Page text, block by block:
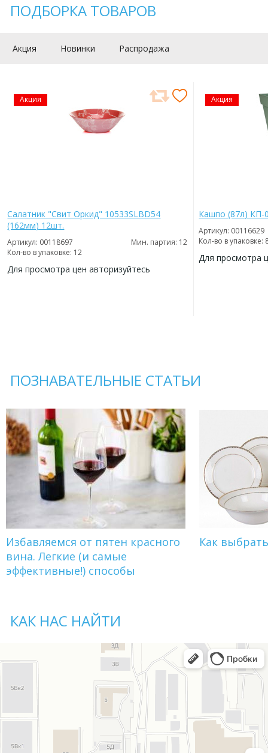
ПОДБОРКА ТОВАРОВ
Акция Новинки Распродажа
Акция
Салатник "Свит Оркид" 10533SLBD54
(162мм) 12шт.
Артикул: 00118697
Мин. партия: 12
Кол-во в упаковке: 12
Для просмотра цен авторизуйтесь
Акция
Кашпо (87л) КП-
Артикул: 00116629
Кол-во в упаковке:
Для просмотра
ПОЗНАВАТЕЛЬНЫЕ СТАТЬИ
Избавляемся от пятен красного
вина. Легкие (и самые
эффективные!) способы
Как
КАК НАС НАЙТИ